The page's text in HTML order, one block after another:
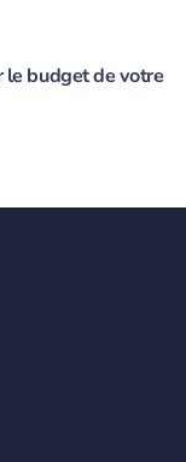
le budget de votre